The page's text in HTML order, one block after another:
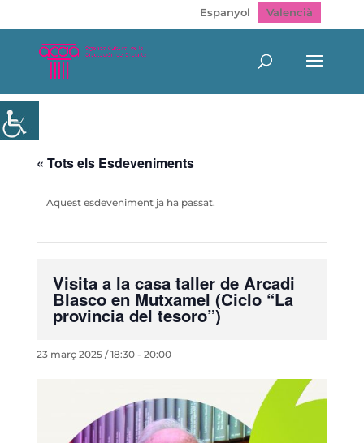
Espanyol Valencià
« Tots els Esdeveniments
Aquest esdeveniment ja ha passat.
Visita a la casa taller de Arcadi
Blasco en Mutxamel (Ciclo “La
provincia del tesoro”)
23 març 2025 / 18:30- 20:00